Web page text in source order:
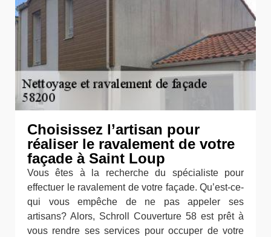
Choisissez l’artisan pour
réaliser le ravalement de votre
façade à Saint Loup
Vous êtes à la recherche du spécialiste pour
effectuer le ravalement de votre façade. Qu’est-ce-
qui vous empêche de ne pas appeler ses
artisans? Alors, Schroll Couverture 58 est prêt à
vous rendre ses services pour occuper de votre